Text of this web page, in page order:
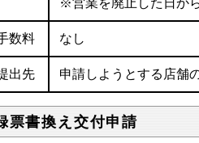
※営業を廃止した日か
数料 なし
出先 申請しようとする店舗
票書換え交付申請